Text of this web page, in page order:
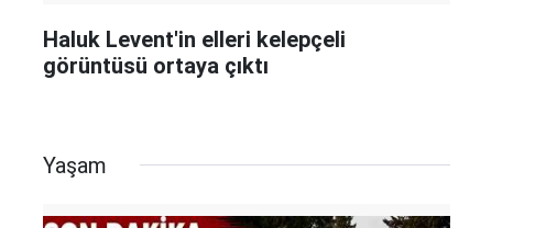
Haluk Levent'in elleri kelepçeli
görüntüsü ortaya çıktı
Yaşam